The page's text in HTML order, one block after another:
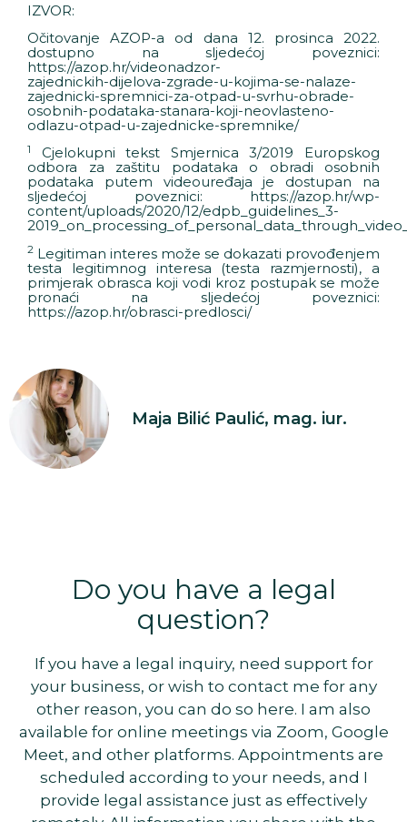
IZVOR:
Očitovanje AZOP-a od dana 12. prosinca 2022.
dostupno na sljedećoj poveznici:
https://azop.hr/videonadzor-
zajednickih-dijelova-zgrade-u-kojima-se-nalaze-
zajednicki-spremnici-za-otpad-u-svrhu-obrade-
osobnih-podataka-stanara-koji-neovlasteno-
odlazu-otpad-u-zajednicke-spremnike/
1
Cjelokupni tekst Smjernica 3/2019 Europskog
odbora za zaštitu podataka o obradi osobnih
podataka putem videouređaja je dostupan na
sljedećoj poveznici: https://azop.hr/wp-
content/uploads/2020/12/edpb_guidelines_3-
2 Legitiman interes može se dokazati provođenjem
testa legitimnog interesa (testa razmjernosti), a
primjerak obrasca koji vodi kroz postupak se može
pronaći na sljedećoj poveznici:
https://azop.hr/obrasci-predlosci/
Maja Bilić Paulić, mag. iur.
Do you have a legal
question?
If you have a legal inquiry, need support for
your business, or wish to contact me for any
other reason, you can do so here. I am also
available for online meetings via Zoom, Google
Meet, and other platforms. Appointments are
scheduled according to your needs, and I
provide legal assistance just as effectively